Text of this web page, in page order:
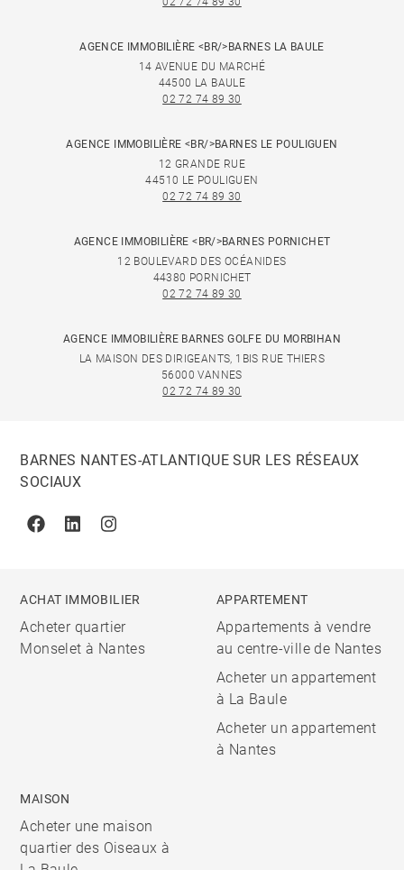
AGENCE IMMOBILIÈRE <BR/>BARNES LA BAULE
14 AVENUE DU MARCHÉ
44500 LA BAULE
02 72 74 89 30
AGENCE IMMOBILIÈRE <BR/>BARNES LE POULIGUEN
12 GRANDE RUE
44510 LE POULIGUEN
02 72 74 89 30
AGENCE IMMOBILIÈRE <BR/>BARNES PORNICHET
12 BOULEVARD DES OCÉANIDES
44380 PORNICHET
02 72 74 89 30
AGENCE IMMOBILIÈRE BARNES GOLFE DU MORBIHAN
LA MAISON DES DIRIGEANTS, 1BIS RUE THIERS
56000 VANNES
02 72 74 89 30
BARNES NANTES-ATLANTIQUE SUR LES RÉSEAUX
SOCIAUX
FacebookLinkedinInstagram
ACHAT IMMOBILIER
Acheter quartier
Monselet à Nantes
APPARTEMENT
Appartements à vendre
au centre-ville de Nantes
Acheter un appartement
à La Baule
Acheter un appartement
à Nantes
MAISON
Acheter une maison
quartier des Oiseaux à